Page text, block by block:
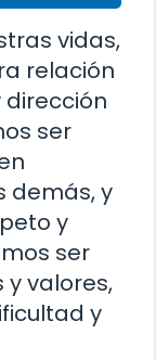
vidas,
relación
dirección
ser
demás, y
y
ser
y valores,
y